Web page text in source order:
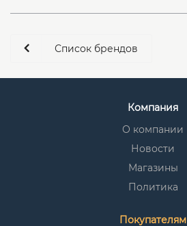
Список брендов
Компания
О компании
Новости
Магазины
Политика
Покупателям